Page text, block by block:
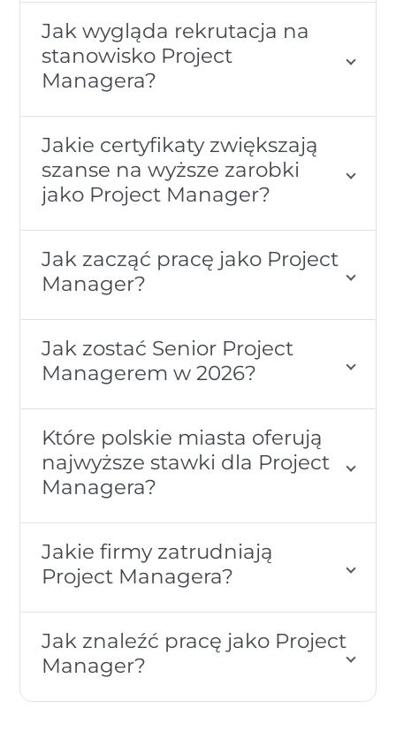
Jak wygląda rekrutacja na
stanowisko Project
Managera?
Jakie certyfikaty zwiększają
szanse na wyższe zarobki
jako Project Manager?
Jak zacząć pracę jako Project
Manager?
Jak zostać Senior Project
Managerem w 2026?
Które polskie miasta oferują
najwyższe stawki dla Project
Managera?
Jakie firmy zatrudniają
Project Managera?
Jak znaleźć pracę jako Project
Manager?